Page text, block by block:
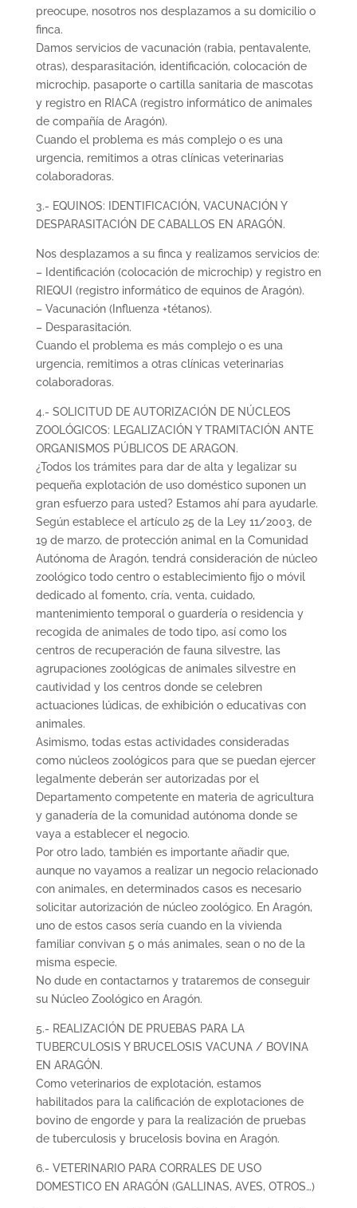
preocupe, nosotros nos desplazamos a su domicilio o
finca.
Damos servicios de vacunación (rabia, pentavalente,
otras), desparasitación, identificación, colocación de
microchip, pasaporte o cartilla sanitaria de mascotas
y registro en RIACA (registro informático de animales
de compañía de Aragón).
Cuando el problema es más complejo o es una
urgencia, remitimos a otras clínicas veterinarias
colaboradoras.
3.- EQUINOS: IDENTIFICACIÓN, VACUNACIÓN Y
DESPARASITACIÓN DE CABALLOS EN ARAGÓN.
Nos desplazamos a su finca y realizamos servicios de:
– Identificación (colocación de microchip) y registro en
RIEQUI (registro informático de equinos de Aragón).
– Vacunación (Influenza +tétanos).
– Desparasitación.
Cuando el problema es más complejo o es una
urgencia, remitimos a otras clínicas veterinarias
colaboradoras.
4.- SOLICITUD DE AUTORIZACIÓN DE NÚCLEOS
ZOOLÓGICOS: LEGALIZACIÓN Y TRAMITACIÓN ANTE
ORGANISMOS PÚBLICOS DE ARAGON.
¿Todos los trámites para dar de alta y legalizar su
pequeña explotación de uso doméstico suponen un
gran esfuerzo para usted? Estamos ahí para ayudarle.
Según establece el artículo 25 de la Ley 11/2003, de
19 de marzo, de protección animal en la Comunidad
Autónoma de Aragón, tendrá consideración de núcleo
zoológico todo centro o establecimiento fijo o móvil
dedicado al fomento, cría, venta, cuidado,
mantenimiento temporal o guardería o residencia y
recogida de animales de todo tipo, así como los
centros de recuperación de fauna silvestre, las
agrupaciones zoológicas de animales silvestre en
cautividad y los centros donde se celebren
actuaciones lúdicas, de exhibición o educativas con
animales.
Asimismo, todas estas actividades consideradas
como núcleos zoológicos para que se puedan ejercer
legalmente deberán ser autorizadas por el
Departamento competente en materia de agricultura
y ganadería de la comunidad autónoma donde se
vaya a establecer el negocio.
Por otro lado, también es importante añadir que,
aunque no vayamos a realizar un negocio relacionado
con animales, en determinados casos es necesario
solicitar autorización de núcleo zoológico. En Aragón,
uno de estos casos sería cuando en la vivienda
familiar convivan 5 o más animales, sean o no de la
misma especie.
No dude en contactarnos y trataremos de conseguir
su Núcleo Zoológico en Aragón.
5.- REALIZACIÓN DE PRUEBAS PARA LA
TUBERCULOSIS Y BRUCELOSIS VACUNA / BOVINA
EN ARAGÓN.
Como veterinarios de explotación, estamos
habilitados para la calificación de explotaciones de
bovino de engorde y para la realización de pruebas
de tuberculosis y brucelosis bovina en Aragón.
6.- VETERINARIO PARA CORRALES DE USO
DOMESTICO EN ARAGÓN (GALLINAS, AVES, OTROS…)